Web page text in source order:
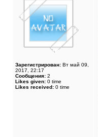
Зарегистрирован: Вт май 09,
2017, 22:17
Сообщения: 2
Likes given: 0 time
Likes received: 0 time